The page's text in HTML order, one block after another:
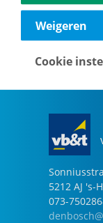
5212 AJ 's-
073-
Weigeren
Cookie